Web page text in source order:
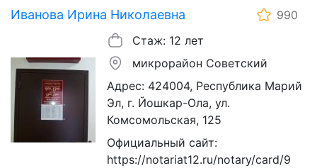
Иванова Ирина Николаевна
990
Стаж: 12 лет
микрорайон Советский
Адрес: 424004, Республика Марий
Эл, г. Йошкар-Ола, ул.
Комсомольская, 125
Официальный сайт:
https://notariat12.ru/notary/card/9